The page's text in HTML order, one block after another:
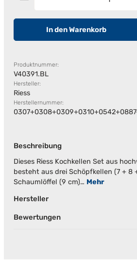
In den Warenkorb
Produktnummer:
V40391.BL
Hersteller:
Riess
Herstellernummer:
Beschreibung
Dieses Riess Kochkellen Set aus
besteht aus drei Schöpfkellen (7 + 8
Schaumlöffel (9 cm)… Mehr
Hersteller
Bewertungen